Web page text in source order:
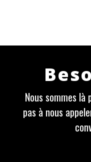
Nous sommes là
pas à nous